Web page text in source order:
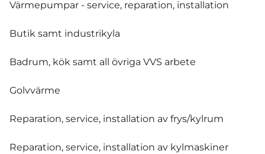
Värmepumpar - service, reparation, installation
Butik samt industrikyla
Badrum, kök samt all övriga VVS arbete
Golvvärme
Reparation, service, installation av frys/kylrum
Reparation, service, installation av kylmaskiner